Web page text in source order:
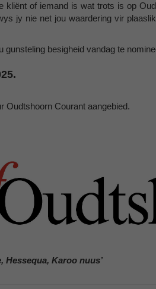
kliënt of iemand is wat trots is op
jy nie net jou waardering vir
gunsteling besigheid vandag te
Oudtshoorn Courant aangebied.
Hessequa, Karoo nuus’